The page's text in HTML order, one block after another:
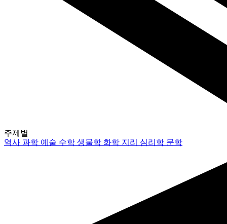
주제별
역사과학 예술 수학생물학 화학 지리 심리학 문학